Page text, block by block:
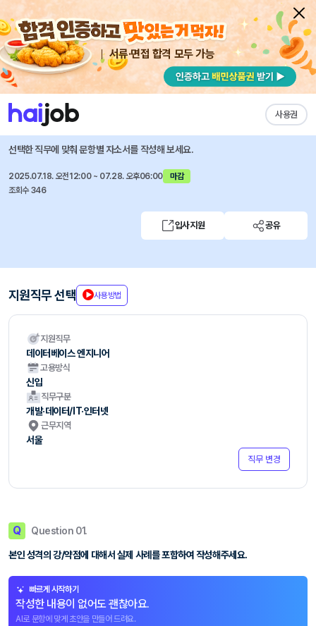
서류·면접 합격 모두 가능
사용권
채용공고 자소서 자유항목 자소서 내 작성목록
다우기술 즐겨찾기
2025년 경력·신입 대규모 인재영입
선택한 직무에 맞춰 문항별 자소서를 작성해 보세요.
2025.07.18. 오전12:00 ~ 07.28. 오후06:00
마감
조회수 346
입사지원 공유
지원직무 선택 사용방법
지원직무
데이터베이스 엔지니어
고용방식
신입
직무구분
개발·데이터/IT·인터넷
근무지역
서울
직무 변경
Q Question 01.
본인 성격의 강/약점에 대해서 실제 사례를 포함하여 작성해주세요.
빠르게 시작하기
작성한 내용이 없어도 괜찮아요.
AI로 문항에 맞게 초안을 만들어 드려요.